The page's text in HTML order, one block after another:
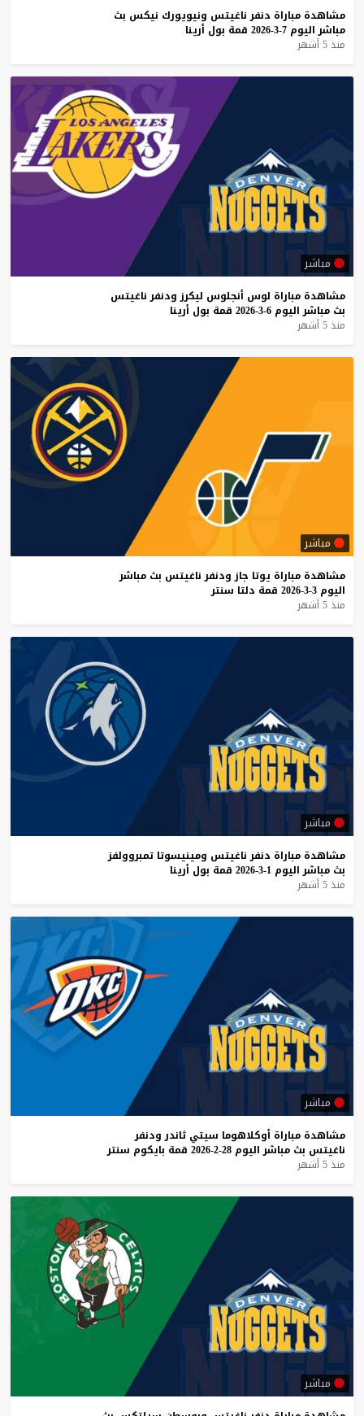
مشاهدة مباراة دنفر ناغيتس ونيويورك نيكس بث
مباشر اليوم 7-3-2026 قمة بول أرينا
منذ 5 أشهر
مباشر
مشاهدة مباراة لوس أنجلوس ليكرز ودنفر ناغيتس
بث مباشر اليوم 6-3-2026 قمة بول أرينا
منذ 5 أشهر
مباشر
مشاهدة مباراة يوتا جاز ودنفر ناغيتس بث مباشر
اليوم 3-3-2026 قمة دلتا سنتر
منذ 5 أشهر
مباشر
مشاهدة مباراة دنفر ناغيتس ومينيسوتا تمبروولفز
بث مباشر اليوم 1-3-2026 قمة بول أرينا
منذ 5 أشهر
مباشر
مشاهدة مباراة أوكلاهوما سيتي ثاندر ودنفر
ناغيتس بث مباشر اليوم 28-2-2026 قمة بايكوم سنتر
منذ 5 أشهر
مباشر